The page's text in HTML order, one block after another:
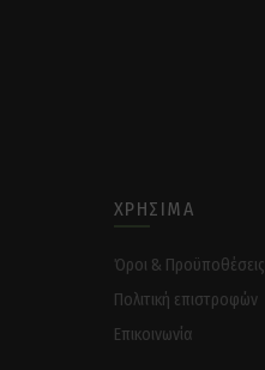
ΧΡΉΣΙΜΑ
Όροι & Προϋποθέσεις
Πολιτική επιστροφών
Επικοινωνία